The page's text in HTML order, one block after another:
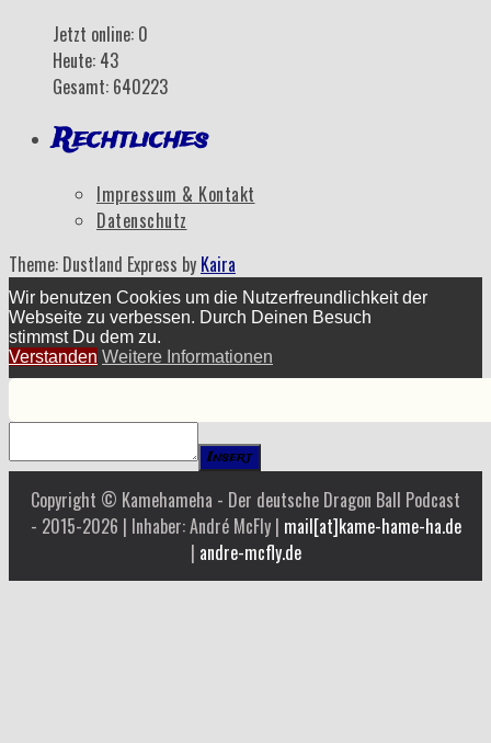
Jetzt online: 0
Heute: 43
Gesamt: 640223
Rechtliches
Impressum & Kontakt
Datenschutz
Theme: Dustland Express by Kaira
Wir benutzen Cookies um die Nutzerfreundlichkeit der
Webseite zu verbessen. Durch Deinen Besuch
stimmst Du dem zu.
Verstanden Weitere Informationen
Insert
Copyright © Kamehameha - Der deutsche Dragon Ball Podcast
- 2015-2026 | Inhaber: André McFly | mail[at]kame-hame-ha.de
| andre-mcfly.de